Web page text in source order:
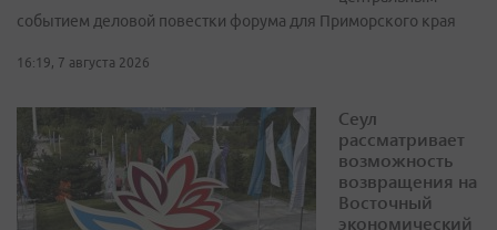
событием деловой повестки форума для Приморского края
16:19, 7 августа 2026
Сеул
рассматривает
возможность
возвращения на
Восточный
экономический